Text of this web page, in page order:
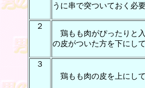
うに串で突ついておく必
２
鶏もも肉がぴったりと
の皮がついた方を下にし
３
鶏もも肉の皮を上にし